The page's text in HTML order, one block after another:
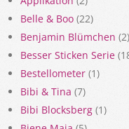
Belle & Boo (22)
Benjamin Blümchen (2)
Besser Sticken Serie
Bestellometer (1)
Bibi & Tina (7)
Bibi Blocksberg (1)